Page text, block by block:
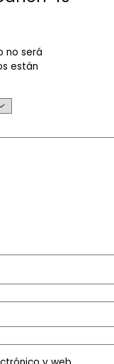
no será
están